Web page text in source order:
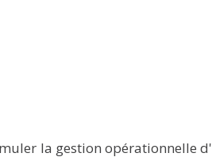
la gestion